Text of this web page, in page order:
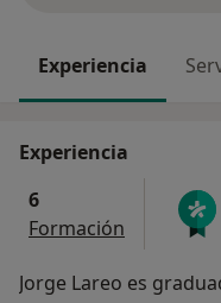
Experiencia
Experiencia
6
Formación
Jorge Lareo es